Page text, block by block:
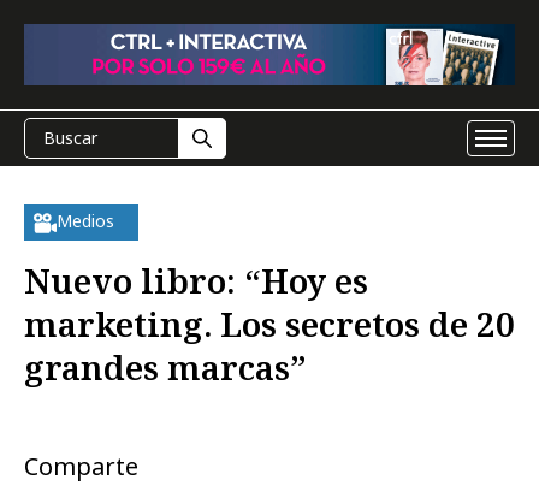
Medios
Nuevo libro: “Hoy es
marketing. Los secretos de 20
grandes marcas”
Comparte